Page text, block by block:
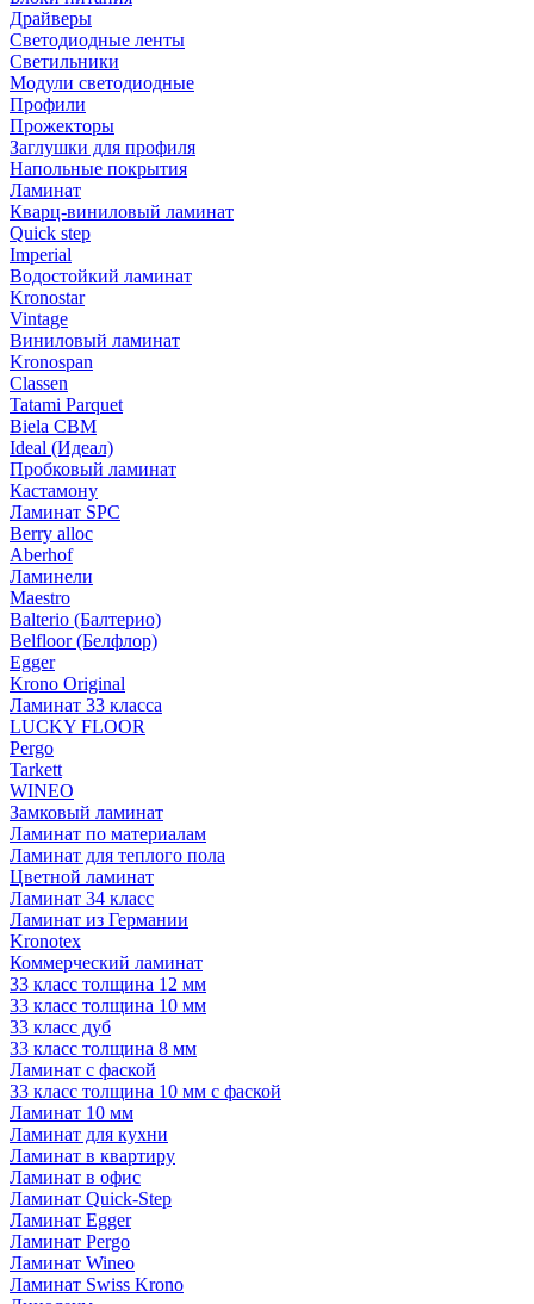
Драйверы
Светодиодные ленты
Светильники
Модули светодиодные
Профили
Прожекторы
Заглушки для профиля
Напольные покрытия
Ламинат
Кварц-виниловый ламинат
Quick step
Imperial
Водостойкий ламинат
Kronostar
Vintage
Виниловый ламинат
Kronospan
Classen
Tatami Parquet
Biela CBM
Ideal (Идеал)
Пробковый ламинат
Кастамону
Ламинат SPC
Berry alloc
Aberhof
Ламинели
Maestro
Balterio (Балтерио)
Belfloor (Белфлор)
Egger
Krono Original
Ламинат 33 класса
LUCKY FLOOR
Pergo
Tarkett
WINEO
Замковый ламинат
Ламинат по материалам
Ламинат для теплого пола
Цветной ламинат
Ламинат 34 класс
Ламинат из Германии
Kronotex
Коммерческий ламинат
33 класс толщина 12 мм
33 класс толщина 10 мм
33 класс дуб
33 класс толщина 8 мм
Ламинат с фаской
33 класс толщина 10 мм с фаской
Ламинат 10 мм
Ламинат для кухни
Ламинат в квартиру
Ламинат в офис
Ламинат Quick-Step
Ламинат Egger
Ламинат Pergo
Ламинат Wineo
Ламинат Swiss Krono